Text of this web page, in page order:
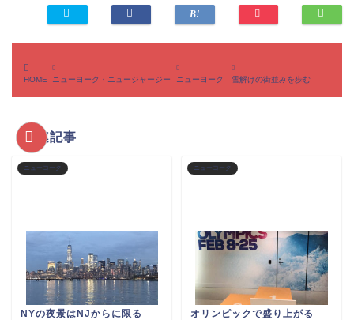
HOME ニューヨーク・ニュージャージー ニューヨーク 雪解けの街並みを歩む
関連記事
ニューヨーク
NYの夜景はNJからに限る
ニューヨーク
オリンピックで盛り上がる